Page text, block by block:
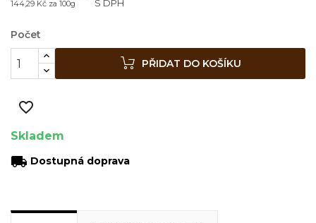
144,29 Kč za 100g S DPH
Počet
PŘIDAT DO KOŠÍKU
favorite_border
Skladem
local_shipping Dostupná doprava